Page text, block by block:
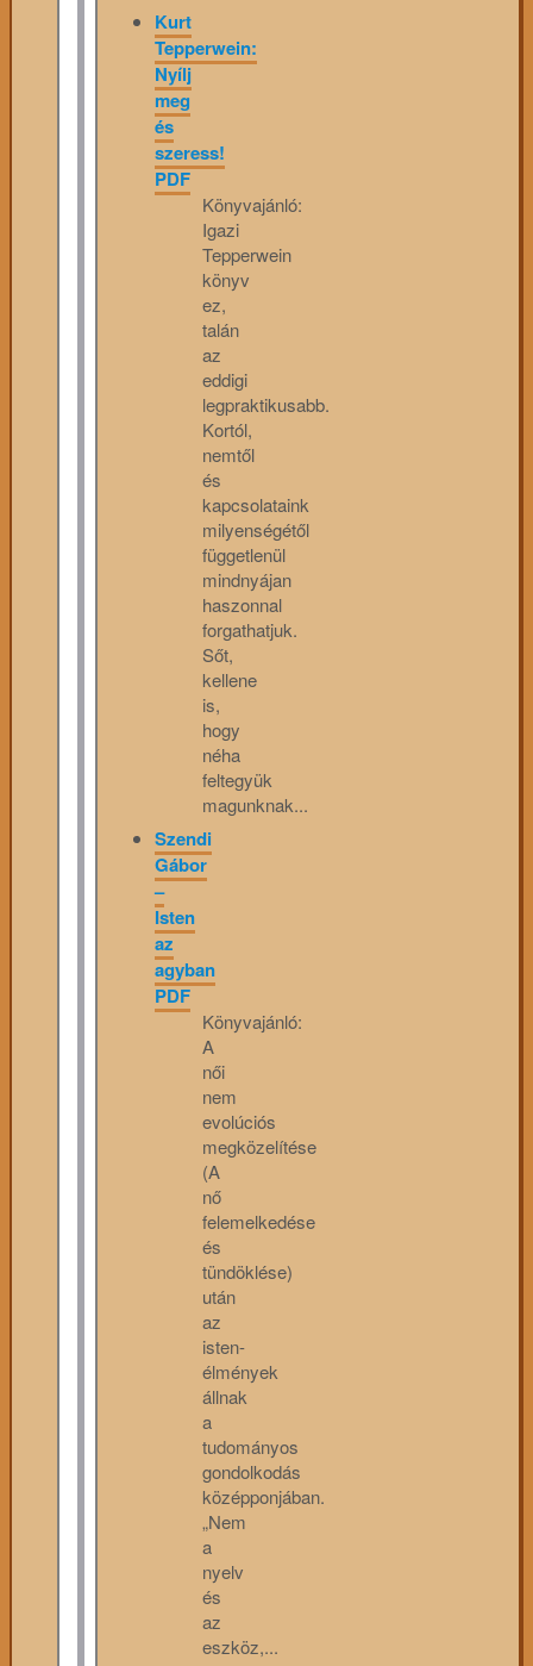
Kurt
Tepperwein:
Nyílj
meg
és
szeress!
PDF
Könyvajánló:
Igazi
Tepperwein
könyv
ez,
talán
az
eddigi
legpraktikusabb.
Kortól,
nemtől
és
kapcsolataink
milyenségétől
függetlenül
mindnyájan
haszonnal
forgathatjuk.
Sőt,
kellene
is,
hogy
néha
feltegyük
magunknak...
Szendi
Gábor
–
Isten
az
agyban
PDF
Könyvajánló:
A
női
nem
evolúciós
megközelítése
(A
nő
felemelkedése
és
tündöklése)
után
az
isten-
élmények
állnak
a
tudományos
gondolkodás
középponjában.
„Nem
a
nyelv
és
az
eszköz,...